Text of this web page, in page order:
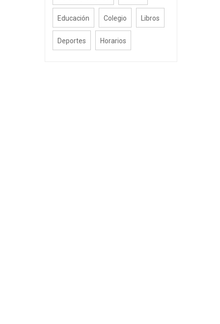
Educación Colegio Libros
Deportes Horarios